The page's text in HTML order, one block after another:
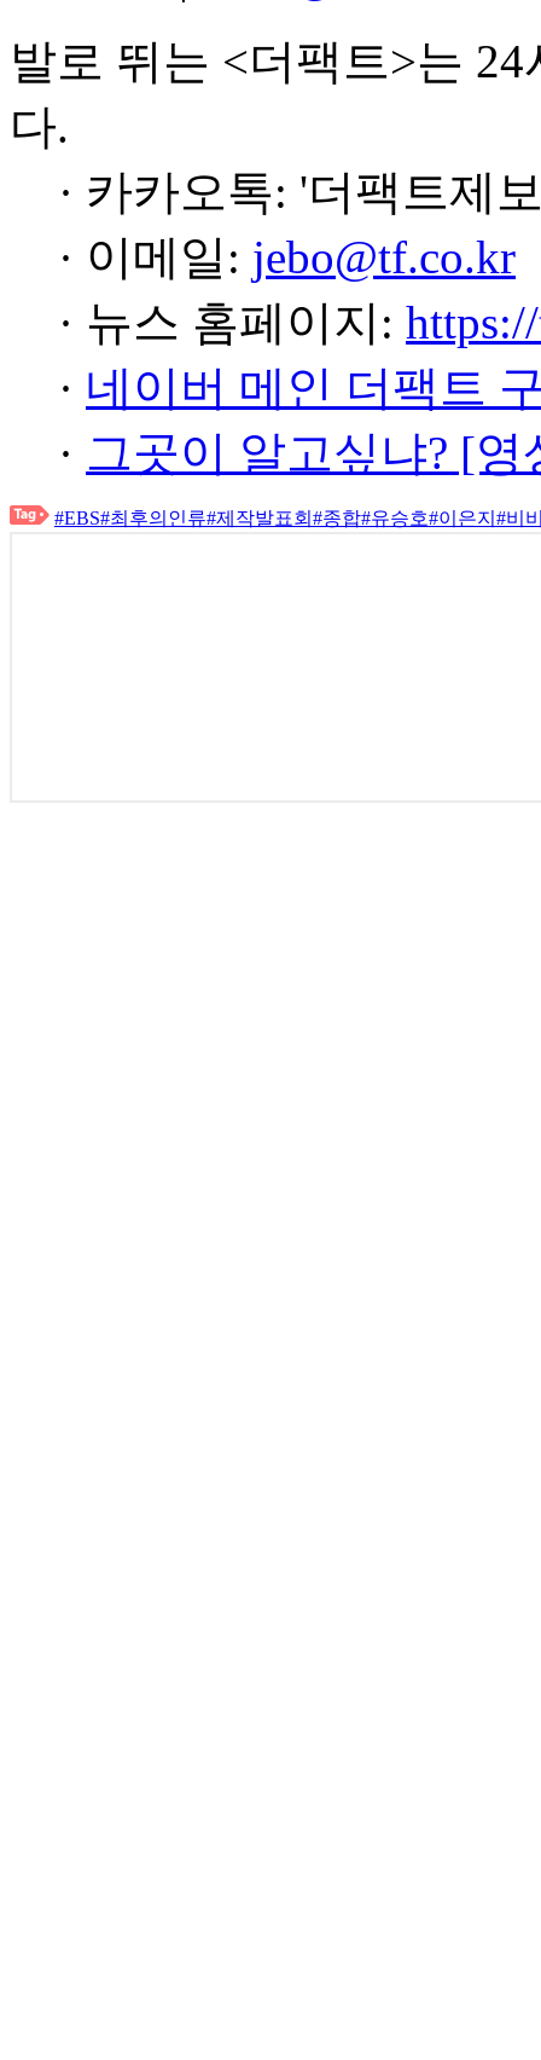
발로 뛰는 <더팩트>는
다.
· 카카오톡: '더팩트제
· 이메일: jebo@tf.co.kr
· 뉴스 홈페이지:
· 네이버 메인 더팩트
· 그곳이 알고싶냐? [
#EBS#최후의인류#제작발표회 #종합#유승호#이은지 #비